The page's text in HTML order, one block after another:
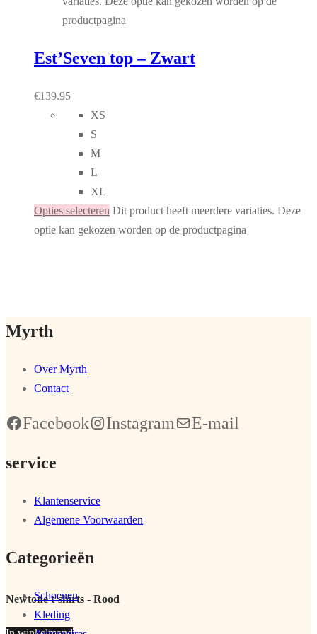
productpagina
Est’Seven top – Zwart
€139.95
XS
S
M
L
XL
Opties selecteren Dit product heeft meerdere variaties. Deze
optie kan gekozen worden op de productpagina
Newtone t-shirts - Rood
Myrth
Over Myrth
Contact
Facebook Instagram E-mail
service
Klantenservice
Algemene Voorwaarden
Categorieën
Schoenen
Kleding